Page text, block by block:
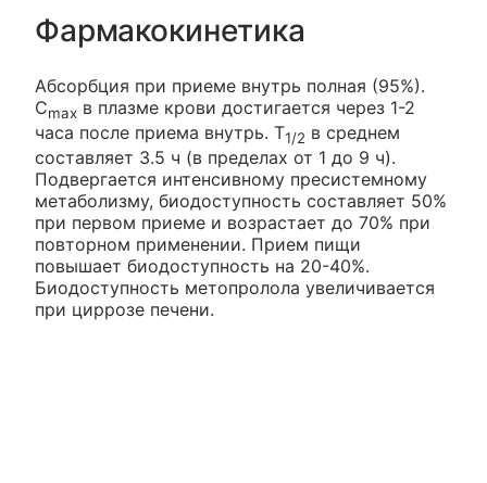
Фармакокинетика
Абсорбция при приеме внутрь полная (95%).
Cmax в плазме крови достигается через 1-2
часа после приема внутрь. T1/2 в среднем
составляет 3.5 ч (в пределах от 1 до 9 ч).
Подвергается интенсивному пресистемному
метаболизму, биодоступность составляет 50%
при первом приеме и возрастает до 70% при
повторном применении. Прием пищи
повышает биодоступность на 20-40%.
Биодоступность метопролола увеличивается
при циррозе печени.